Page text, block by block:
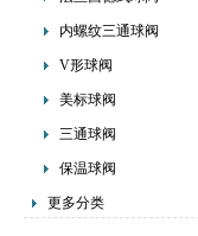
内螺纹三通球阀
V形球阀
美标球阀
三通球阀
保温球阀
更多分类